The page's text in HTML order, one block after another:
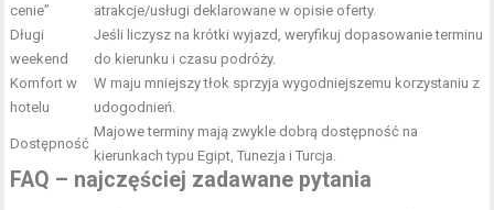
cenie”
atrakcje/usługi deklarowane w opisie oferty.
Długi
weekend
Jeśli liczysz na krótki wyjazd, weryfikuj dopasowanie terminu
do kierunku i czasu podróży.
Komfort w
hotelu
W maju mniejszy tłok sprzyja wygodniejszemu korzystaniu z
udogodnień.
Dostępność
Majowe terminy mają zwykle dobrą dostępność na
kierunkach typu Egipt, Tunezja i Turcja.
FAQ – najczęściej zadawane pytania